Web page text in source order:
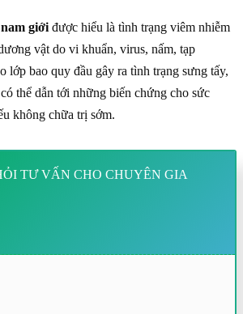
giới được hiểu là tình trạng viêm nhiễm
vật do vi khuẩn, virus, nấm, tạp
lớp bao quy đầu gây ra tình trạng sưng tấy,
thể dẫn tới những biến chứng cho sức
không chữa trị sớm.
TƯ VẤN CHO CHUYÊN GIA